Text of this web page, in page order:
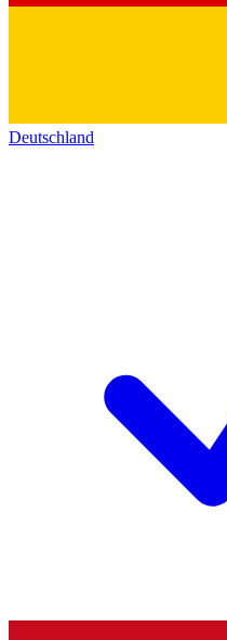
Deutschland